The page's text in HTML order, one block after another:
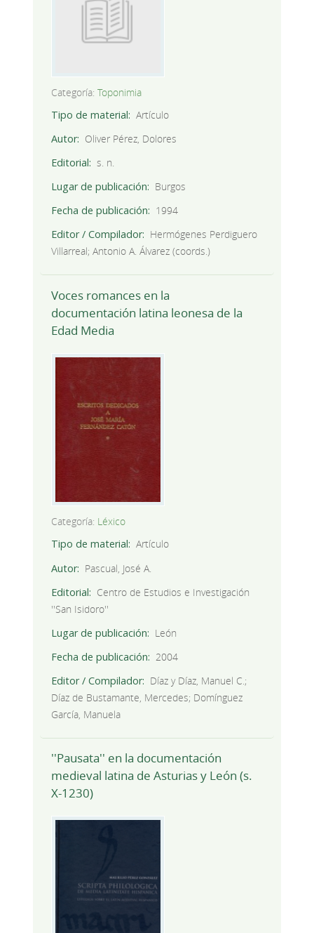
Categoría: Toponimia
Tipo de material
Artículo
Autor
Oliver Pérez, Dolores
Editorial
s. n.
Lugar de publicación
Burgos
Fecha de publicación
1994
Editor / Compilador
Hermógenes Perdiguero
Villarreal; Antonio A. Álvarez (coords.)
Voces romances en la
documentación latina leonesa de la
Edad Media
Categoría: Léxico
Tipo de material
Artículo
Autor
Pascual, José A.
Editorial
Centro de Estudios e Investigación
''San Isidoro''
Lugar de publicación
León
Fecha de publicación
2004
Editor / Compilador
Díaz y Díaz, Manuel C.;
Díaz de Bustamante, Mercedes; Domínguez
García, Manuela
''Pausata'' en la documentación
medieval latina de Asturias y León (s.
X-1230)